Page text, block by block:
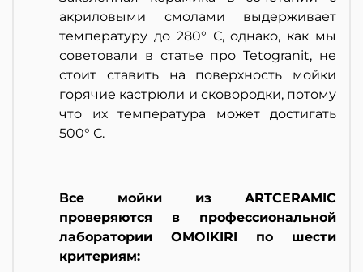
акриловыми смолами выдерживает
температуру до 280° С, однако, как мы
советовали в статье про Tetogranit, не
стоит ставить на поверхность мойки
горячие кастрюли и сковородки, потому
что их температура может достигать
500° С.
Все мойки из ARTCERAMIC
проверяются в профессиональной
лаборатории OMOIKIRI по шести
критериям: